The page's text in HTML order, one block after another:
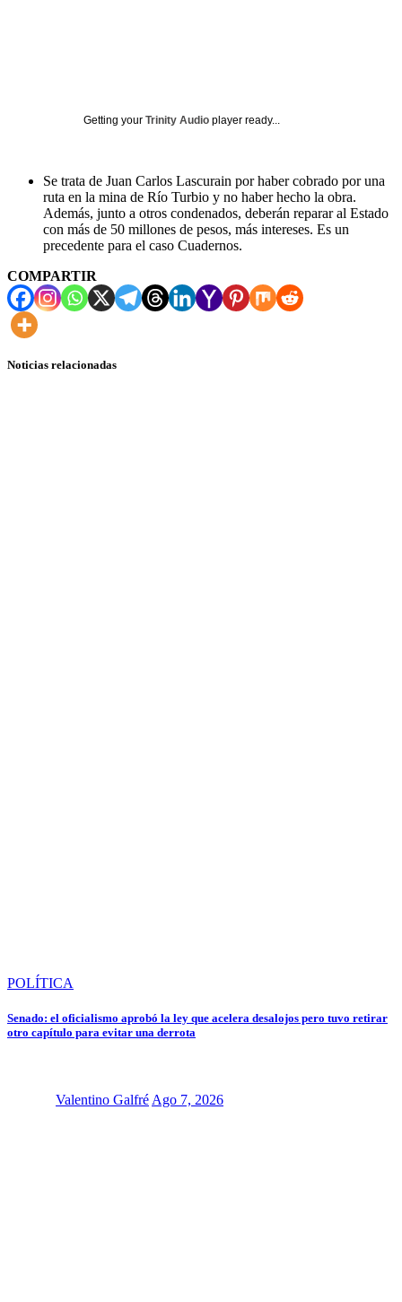
Getting your Trinity Audio player ready...
Se trata de Juan Carlos Lascurain por haber cobrado por una
ruta en la mina de Río Turbio y no haber hecho la obra.
Además, junto a otros condenados, deberán reparar al Estado
con más de 50 millones de pesos, más intereses. Es un
precedente para el caso Cuadernos.
COMPARTIR
Noticias relacionadas
POLÍTICA
Senado: el oficialismo aprobó la ley que acelera desalojos pero tuvo retirar
otro capítulo para evitar una derrota
Valentino Galfré Ago 7, 2026